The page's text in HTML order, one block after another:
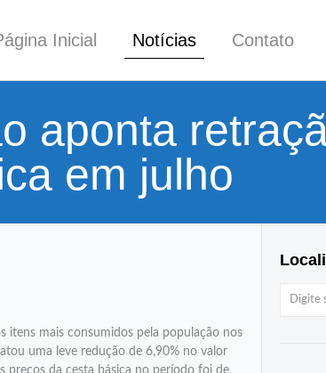
Inicial Notícias Contato
aponta
em julho
itens mais consumidos pela população nos
uma leve redução de 6,90% no valor
preços da cesta básica no período foi de